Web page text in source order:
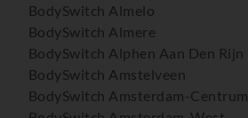
BodySwitch Almelo
BodySwitch Almere
BodySwitch Alphen Aan Den Rijn
BodySwitch Amstelveen
BodySwitch Amsterdam-Centrum